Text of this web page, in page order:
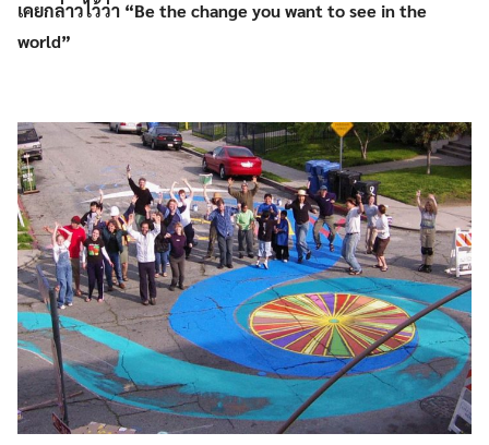
เคยกล่าวไว้ว่า “Be the change you want to see in the
world”